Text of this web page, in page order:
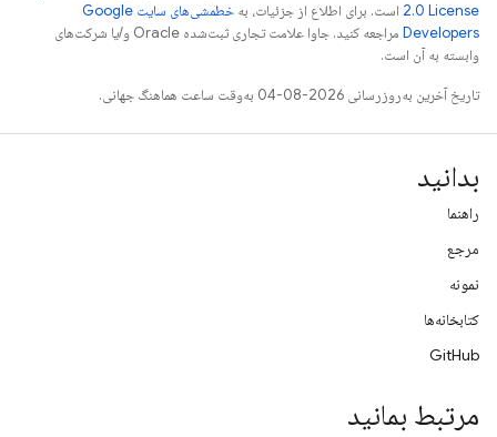
2.0 License است. برای اطلاع از جزئیات، به
خطمشی‌های سایت Google
Developers‏
مراجعه کنید. جاوا علامت تجاری ثبت‌شده Oracle و/یا شرکت‌های
وابسته به آن است.
تاریخ آخرین به‌روزرسانی 2026-08-04 به‌وقت ساعت هماهنگ جهانی.
بدانید
راهنما
مرجع
نمونه
کتابخانه‌ها
GitHub
مرتبط بمانید